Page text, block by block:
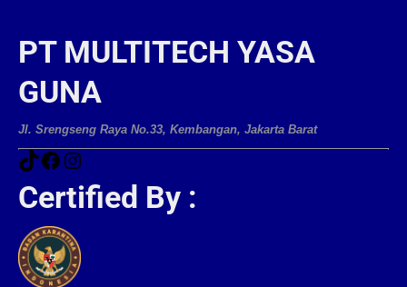
PT MULTITECH YASA
GUNA
Jl. Srengseng Raya No.33, Kembangan, Jakarta Barat
Certified By :